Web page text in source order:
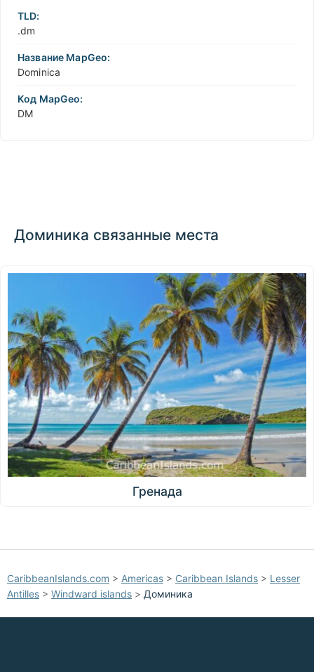
TLD:
.dm
Название MapGeo:
Dominica
Код MapGeo:
DM
Доминика связанные места
Гренада
CaribbeanIslands.com > Americas > Caribbean Islands > Lesser
Antilles > Windward islands > Доминика